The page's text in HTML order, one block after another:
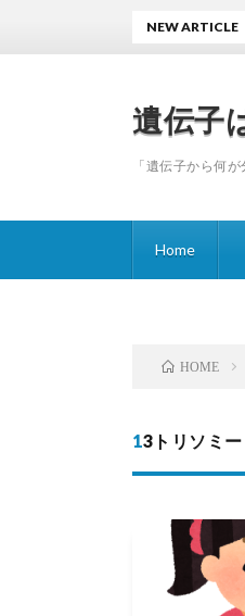
遺伝子
「遺伝子から何
Home
NEW ARTICLE
HOME
13トリソミー